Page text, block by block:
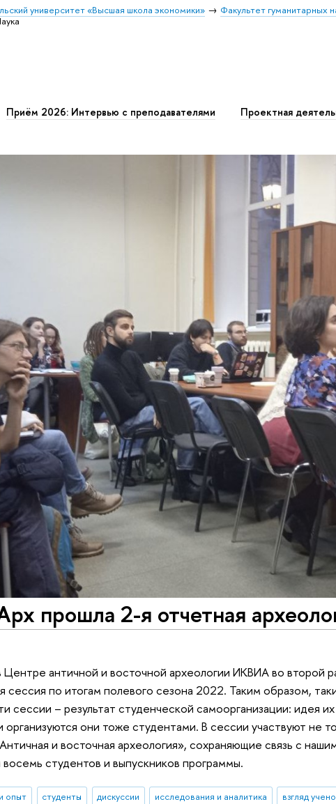
университет «Высшая школа экономики» Факультет гуманитарных
Приём 2026: Интервью с преподавателями Проектная
прошла 2-я отчетная
античной и восточной археологии ИКВИА во второй
сессия по итогам полевого сезона 2022. Таким образом,
сессии – результат студенческой самоорганизации: идея
организуются они тоже студентами. В сессии участвуют не
и восточная археология», сохраняющие связь с
студентов и выпускников программы.
опыт студенты дискуссии исследования и аналитика взгляд